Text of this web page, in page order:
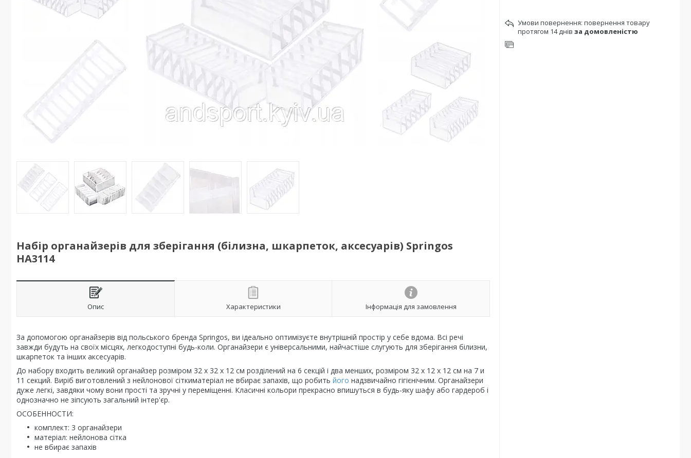
Набір органайзерів для зберігання (білизна, шкарпеток, аксесуарів) Springos
HA3114
Опис Характеристики Інформація для замовлення
За допомогою органайзерів від польського бренда Springos, ви ідеально оптимізуєте внутрішній простір у себе вдома. Всі речі
завжди будуть на своїх місцях, легкодоступні будь-коли. Органайзери є універсальними, найчастіше слугують для зберігання білизни,
шкарпеток та інших аксесуарів.
До набору входить великий органайзер розміром 32 x 32 x 12 см розділений на 6 секцій і два менших, розміром 32 x 12 x 12 см на 7 и
11 секций. Виріб виготовлений з нейлонової сіткиматеріал не вбирає запахів, що робить його надзвичайно гігієнічним. Органайзери
дуже легкі, завдяки чому вони прості та зручні у переміщенні. Класичні кольори прекрасно впишуться в будь-яку шафу або гардероб і
однозначно не зіпсують загальний інтер'єр.
ОСОБЕННОСТИ:
комплект: 3 органайзери
матеріал: нейлонова сітка
не вбирає запахів
повернення товару
протягом 14 днів за домовленістю